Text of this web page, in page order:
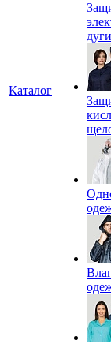
Каталог
дуги